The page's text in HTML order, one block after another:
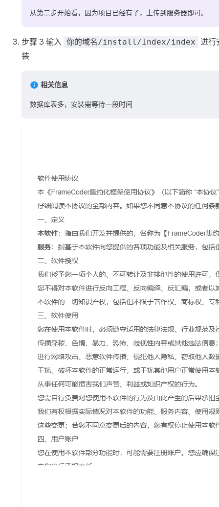
从第二步开始看，因为项目已经有了，上传到服务器即可。
步骤 3 输入 你的域名/install/Index/index 进行
装
相关信息
数据库表多，安装需等待一段时间